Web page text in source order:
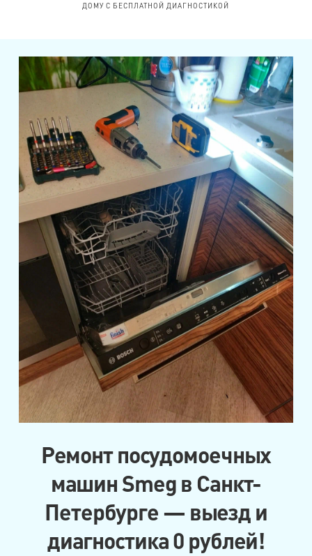
ДОМУ С БЕСПЛАТНОЙ ДИАГНОСТИКОЙ
Ремонт посудомоечных
машин Smeg в Санкт-
Петербурге — выезд и
диагностика 0 рублей!